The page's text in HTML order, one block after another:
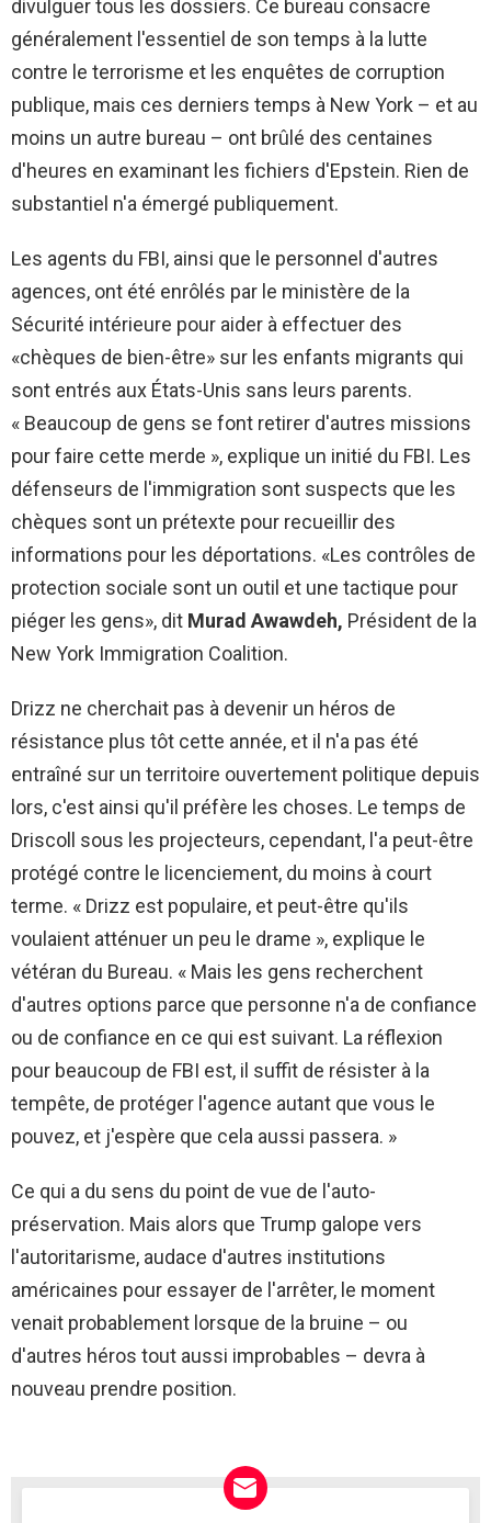
divulguer tous les dossiers. Ce bureau consacre
généralement l'essentiel de son temps à la lutte
contre le terrorisme et les enquêtes de corruption
publique, mais ces derniers temps à New York – et au
moins un autre bureau – ont brûlé des centaines
d'heures en examinant les fichiers d'Epstein. Rien de
substantiel n'a émergé publiquement.
Les agents du FBI, ainsi que le personnel d'autres
agences, ont été enrôlés par le ministère de la
Sécurité intérieure pour aider à effectuer des
«chèques de bien-être» sur les enfants migrants qui
sont entrés aux États-Unis sans leurs parents.
« Beaucoup de gens se font retirer d'autres missions
pour faire cette merde », explique un initié du FBI. Les
défenseurs de l'immigration sont suspects que les
chèques sont un prétexte pour recueillir des
informations pour les déportations. «Les contrôles de
protection sociale sont un outil et une tactique pour
piéger les gens», dit Murad Awawdeh, Président de la
New York Immigration Coalition.
Drizz ne cherchait pas à devenir un héros de
résistance plus tôt cette année, et il n'a pas été
entraîné sur un territoire ouvertement politique depuis
lors, c'est ainsi qu'il préfère les choses. Le temps de
Driscoll sous les projecteurs, cependant, l'a peut-être
protégé contre le licenciement, du moins à court
terme. « Drizz est populaire, et peut-être qu'ils
voulaient atténuer un peu le drame », explique le
vétéran du Bureau. « Mais les gens recherchent
d'autres options parce que personne n'a de confiance
ou de confiance en ce qui est suivant. La réflexion
pour beaucoup de FBI est, il suffit de résister à la
tempête, de protéger l'agence autant que vous le
pouvez, et j'espère que cela aussi passera. »
Ce qui a du sens du point de vue de l'auto-
préservation. Mais alors que Trump galope vers
l'autoritarisme, audace d'autres institutions
américaines pour essayer de l'arrêter, le moment
venait probablement lorsque de la bruine – ou
d'autres héros tout aussi improbables – devra à
nouveau prendre position.